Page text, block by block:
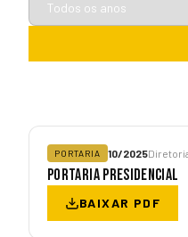
PORTARIA 10/2025
PORTARIA PRESIDENCIAL
BAIXAR PDF